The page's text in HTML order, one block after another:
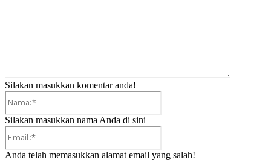
Silakan masukkan komentar anda!
Silakan masukkan nama Anda di sini
Anda telah memasukkan alamat email yang salah!